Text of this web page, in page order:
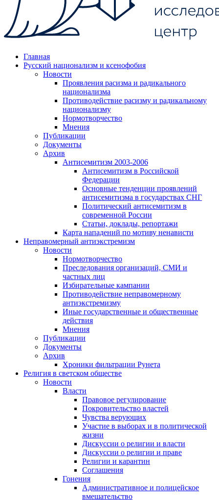
Главная
Русский национализм и ксенофобия
Новости
Проявления расизма и радикального
национализма
Противодействие расизму и радикальному
национализму
Нормотворчество
Мнения
Публикации
Документы
Архив
Антисемитизм 2003-2006
Антисемитизм в Российской
Федерации
Основные тенденции проявлений
антисемитизма в государствах СНГ
Политический антисемитизм в
современной России
Статьи, доклады, репортажи
Карта нападений по мотиву ненависти
Неправомерный антиэкстремизм
Новости
Нормотворчество
Преследования организаций, СМИ и
частных лиц
Избирательные кампании
Противодействие неправомерному
антиэкстремизму
Иные государственные и общественные
действия
Мнения
Публикации
Документы
Архив
Хроники фильтрации Рунета
Религия в светском обществе
Новости
Власти
Правовое регулирование
Покровительство властей
Чувства верующих
Участие в выборах и в политической
жизни
Дискуссии о религии и власти
Дискуссии о религии и праве
Религии и карантин
Соглашения
Гонения
Административное и полицейское
вмешательство